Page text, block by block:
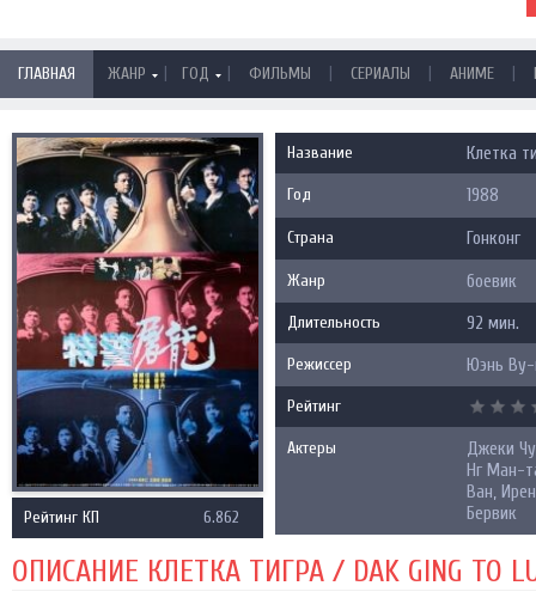
ГЛАВНАЯ ЖАНР | ГОД | ФИЛЬМЫ | СЕРИАЛЫ | АНИМЕ |
Рейтинг КП 6.862
Название Клетка
Год 1988
Страна Гонконг
Жанр боевик
Длительность 92 мин.
Режиссер Юэнь
Рейтинг
Актеры
Джеки
Нг Ман-
Ван,
Бервик
ОПИСАНИЕ КЛЕТКА ТИГРА / DAK GING TO